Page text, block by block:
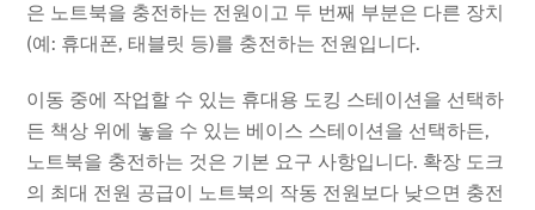
은 노트북을 충전하는 전원이고 두 번째 부분은 다른 장치
(예: 휴대폰, 태블릿 등)를 충전하는 전원입니다.
이동 중에 작업할 수 있는 휴대용 도킹 스테이션을 선택하
든 책상 위에 놓을 수 있는 베이스 스테이션을 선택하든,
노트북을 충전하는 것은 기본 요구 사항입니다. 확장 도크
의 최대 전원 공급이 노트북의 작동 전원보다 낮으면 충전